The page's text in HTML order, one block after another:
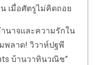
เมื่อศัตรูไม่คิดถอย
นาจและความรักใน
พลาด! วิวาห์ปฐพี
บ้านวาทินวณิช”